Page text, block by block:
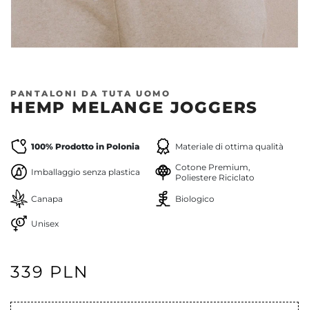
PANTALONI DA TUTA UOMO
HEMP MELANGE JOGGERS
100% Prodotto in Polonia Materiale di ottima qualità
Imballaggio senza plastica
Cotone Premium,
Poliestere Riciclato
Canapa Biologico
Unisex
339 PLN